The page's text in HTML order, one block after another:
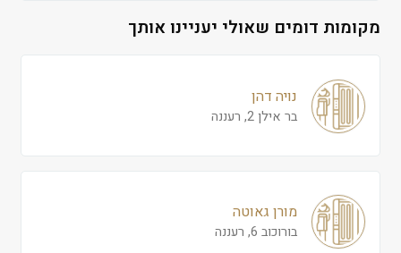
מקומות דומים שאולי יעניינו אותך
נויה דהן
בר אילן 2, רעננה
מורן גאוטה
בורוכוב 6, רעננה